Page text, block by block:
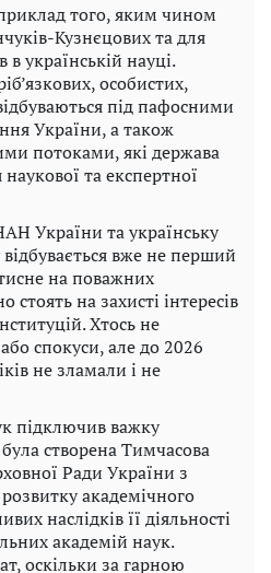
того, яким чином
Кузнєцових та для
українській науці.
особистих,
під пафосними
України, а також
потоками, які держава
та експертної
України та українську
відбувається вже не перший
на поважних
стоять на захисті інтересів
Хтось не
спокуси, але до 2026
не зламали і не
підключив важку
створена Тимчасова
Ради України з
академічного
наслідків її діяльності
академій наук.
оскільки за гарною